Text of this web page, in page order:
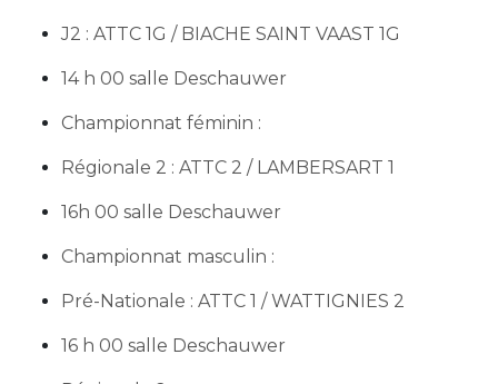
J2 : ATTC 1G / BIACHE SAINT VAAST 1G
14 h 00 salle Deschauwer
Championnat féminin :
Régionale 2 : ATTC 2 / LAMBERSART 1
16h 00 salle Deschauwer
Championnat masculin :
Pré-Nationale : ATTC 1 / WATTIGNIES 2
16 h 00 salle Deschauwer